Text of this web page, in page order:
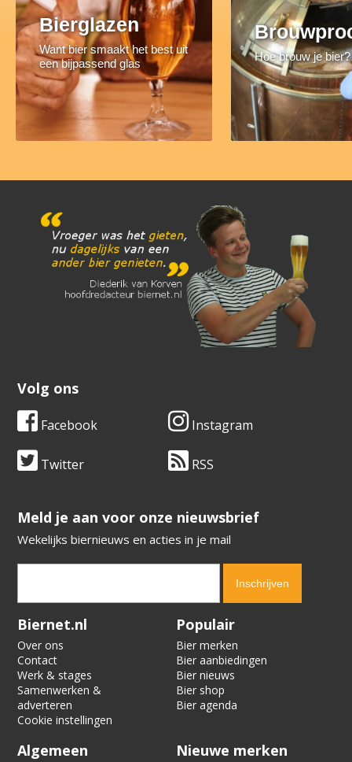
Bierglazen
Want bier smaakt het best uit
een bijpassend glas
Hoe brouw je bier?
Volg ons
Facebook Instagram
Twitter RSS
​​​​​​​Meld je aan voor onze nieuwsbrief
Wekelijks biernieuws en acties in je mail
Verification code:
Biernet.nl
Over ons
Contact
Werk & stages
Samenwerken &
adverteren
Cookie instellingen
Populair
Bier merken
Bier aanbiedingen
Bier nieuws
Bier shop
Bier agenda
Algemeen Nieuwe merken